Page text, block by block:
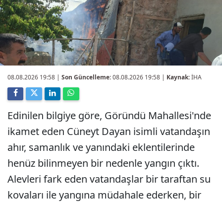
08.08.2026 19:58 | Son Güncelleme:08.08.2026 19:58 | Kaynak:İHA
Edinilen bilgiye göre, Göründü Mahallesi'nde
ikamet eden Cüneyt Dayan isimli vatandaşın
ahır, samanlık ve yanındaki eklentilerinde
henüz bilinmeyen bir nedenle yangın çıktı.
Alevleri fark eden vatandaşlar bir taraftan su
kovaları ile yangına müdahale ederken, bir